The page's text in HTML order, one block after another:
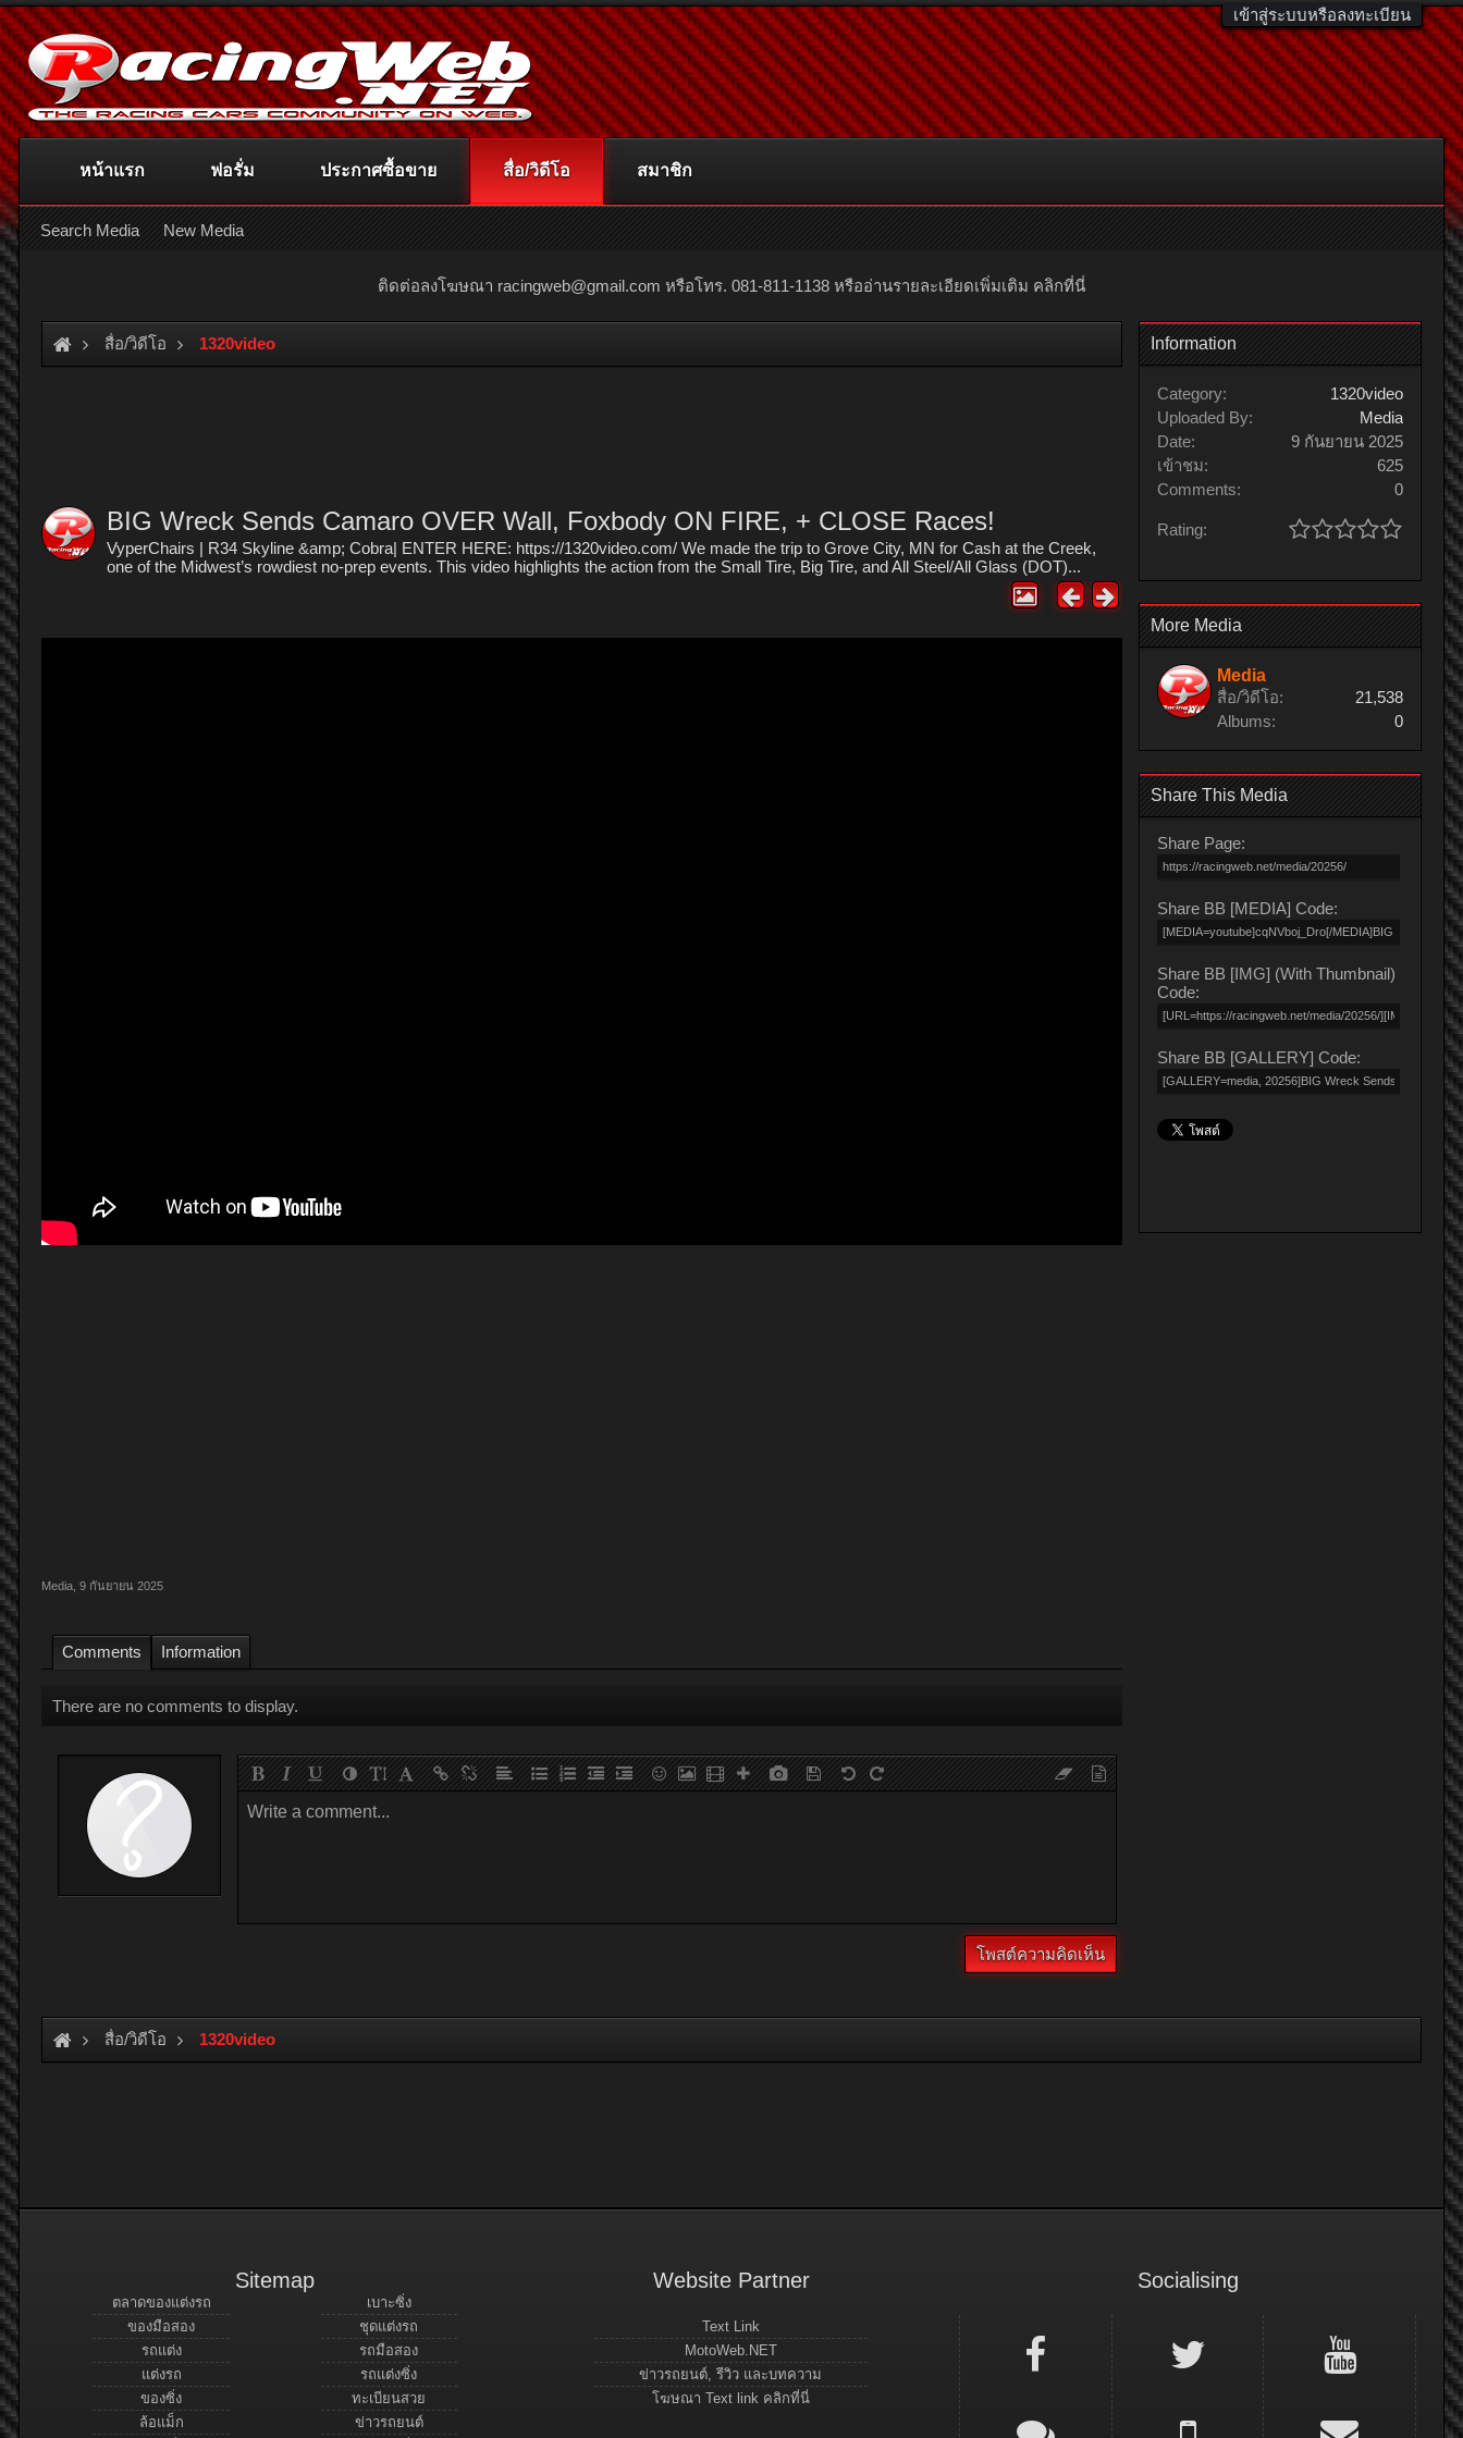
เข้าสู่ระบบหรือลงทะเบียน
ติดต่อลงโฆษณา racingweb@gmail.com หรือโทร. 081-811-1138 หรืออ่านรายละเอียดเพิ่มเติม คลิกที่นี่
สื่อ/วิดีโอ 1320video
BIG Wreck Sends Camaro OVER Wall, Foxbody ON FIRE, + CLOSE Races!
VyperChairs | R34 Skyline &amp; Cobra| ENTER HERE: https://1320video.com/ We made the trip to Grove City, MN for Cash at the Creek,
one of the Midwest’s rowdiest no-prep events. This video highlights the action from the Small Tire, Big Tire, and All Steel/All Glass (DOT)...
Media 9 กันยายน 2025
Comments Information
There are no comments to display.
Write a comment...
Information
Category:
1320video
Uploaded By:
Media
Date:
9 กันยายน 2025
เข้าชม:
625
Comments:
0
Rating:
More Media
Media
สื่อ/วิดีโอ:
21,538
Albums:
0
Share This Media
Share Page:
Share BB [MEDIA] Code:
Share BB [IMG] (With Thumbnail)
Code:
Share BB [GALLERY] Code:
สื่อ/วิดีโอ 1320video
หน้าแรก ฟอรั่ม ประกาศซื้อขาย สื่อ/วิดีโอ
Search Media New Media
สมาชิก
Sitemap
ตลาดของแต่งรถ
ของมือสอง
รถแต่ง
แต่งรถ
ของซิ่ง
ล้อแม็ก
เบาะซิ่ง
ชุดแต่งรถ
รถมือสอง
รถแต่งซิ่ง
ทะเบียนสวย
ข่าวรถยนต์
Website Partner
Text Link
MotoWeb.NET
ข่าวรถยนต์, รีวิว และบทความ
โฆษณา Text link คลิกที่นี่
Socialising